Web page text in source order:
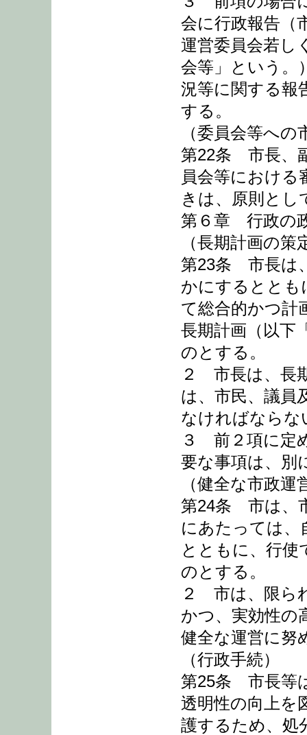
会に行政報告（
運営委員会若し
会等」という。
況等に関する報
する。
（委員会等へ
第22条 市長、
員会等における
きは、原則とし
第６章 行政の
（長期計画の策
第23条 市長は
かにするととも
て総合的かつ計
長期計画（以下
のとする。
２ 市長は、長
は、市民、議員
なければならな
３ 前２項に定
要な事項は、別
（健全な市政運
第24条 市は、
にあたっては、
とともに、行使
のとする。
２ 市は、限ら
かつ、実効性の
健全な運営に努
（行政手続）
第25条 市長等
透明性の向上を
護するため、処